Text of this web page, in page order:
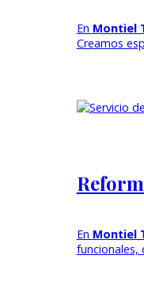
En Montiel
Creamos
En Montiel
funcionales,